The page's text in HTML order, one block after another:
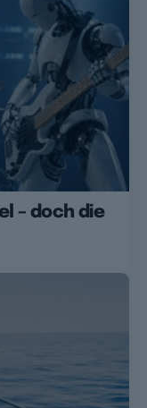
– doch die